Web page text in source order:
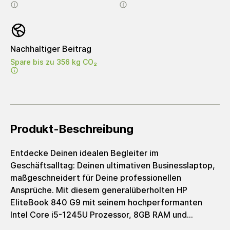
Nachhaltiger Beitrag
Spare bis zu 356 kg CO₂
Produkt-Beschreibung
Entdecke Deinen idealen Begleiter im
Geschäftsalltag: Deinen ultimativen Businesslaptop,
maßgeschneidert für Deine professionellen
Ansprüche. Mit diesem generalüberholten HP
EliteBook 840 G9 mit seinem hochperformanten
Intel Core i5-1245U Prozessor, 8GB RAM und